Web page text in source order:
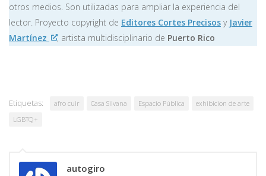
otros medios. Son utilizadas para ampliar la experiencia del
lector. Proyecto copyright de Editores Cortes Precisos y Javier
Martínez
, artista multidisciplinario de Puerto Rico
Etiquetas: afro cuir Casa Silvana Espacio Pública
exhibicion de arte
LGBTQ+
autogiro